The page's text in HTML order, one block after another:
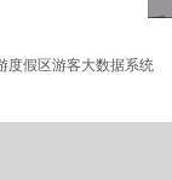
度假区游客大数据系统